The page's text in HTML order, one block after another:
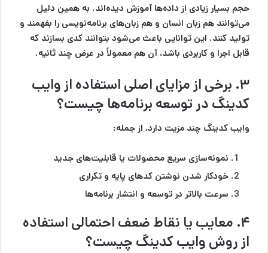
حجم بسیار زیادی از داده‌ها آموزش دیده‌اند. به همین دلیل
می‌توانند هم زبان انسان و هم زبان‌های برنامه‌نویسی را بفهمند و
تولید کنند. این توانایی باعث می‌شود بتوانند کدی بسازند که
قابل اجرا و کاربردی باشد، آن هم معمولاً در عرض چند ثانیه.
۳. برخی از مزایای اصلی استفاده از وایب
کدینگ در توسعه برنامه‌ها چیست؟
وایب کدینگ چند مزیت دارد، از جمله:
نمونه‌سازی سریع محصولات یا قابلیت‌های جدید
خودکار شدن نوشتن کدهای پایه و تکراری
سرعت بالاتر در توسعه و انتشار برنامه‌ها
۴. معایب یا نقاط ضعف احتمالی استفاده
از روش وایب کدینگ چیست؟